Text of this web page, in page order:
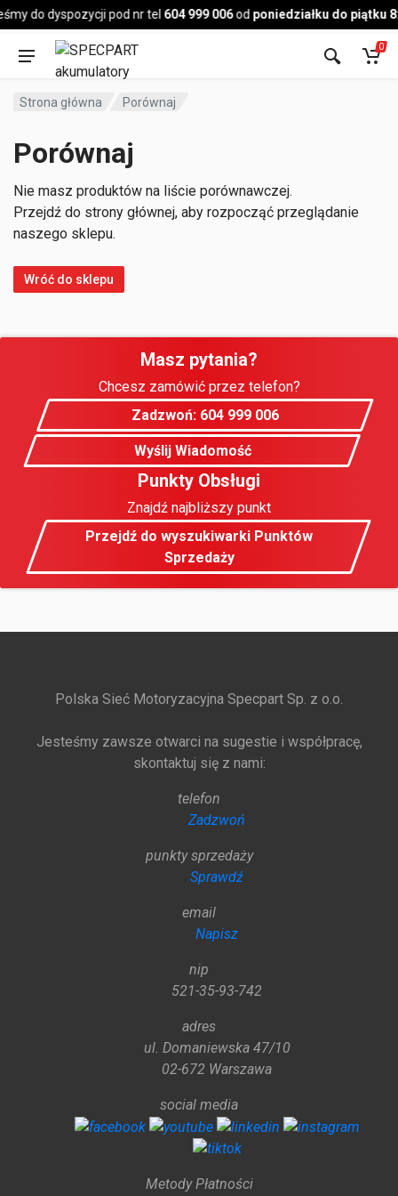
do dyspozycji pod nr tel 604 999 006od poniedziałku do piątku
Pojazd
0
Strona główna Porównaj
Porównaj
Nie masz produktów na liście porównawczej.
Przejdź do strony głównej, aby rozpocząć przeglądanie
naszego sklepu.
Wróć do sklepu
Masz pytania?
Chcesz zamówić przez telefon?
Zadzwoń: 604 999 006
Wyślij Wiadomość
Punkty Obsługi
Znajdź najbliższy punkt
Przejdź do wyszukiwarki Punktów
Sprzedaży
Polska Sieć Motoryzacyjna Specpart Sp. z o.o.
Jesteśmy zawsze otwarci na sugestie i współpracę,
skontaktuj się z nami:
telefon
Zadzwoń
punkty sprzedaży
Sprawdź
email
Napisz
nip
521-35-93-742
adres
ul. Domaniewska 47/10
02-672 Warszawa
social media
Metody Płatności